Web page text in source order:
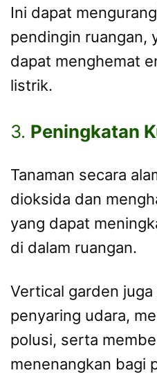
Ini dapat
pendingin ruangan,
dapat menghemat
listrik.
3. Peningkatan
Tanaman secara
dioksida dan
yang dapat
di dalam ruangan.
Vertical garden
penyaring udara,
polusi, serta
menenangkan bagi